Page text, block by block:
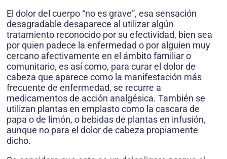
El dolor del cuerpo “no es grave”, esa sensación
desagradable desaparece al utilizar algún
tratamiento reconocido por su efectividad, bien sea
por quien padece la enfermedad o por alguien muy
cercano afectivamente en el ámbito familiar o
comunitario, es así como, para curar el dolor de
cabeza que aparece como la manifestación más
frecuente de enfermedad, se recurre a
medicamentos de acción analgésica. También se
utilizan plantas en emplasto como la cascara de
papa o de limón, o bebidas de plantas en infusión,
aunque no para el dolor de cabeza propiamente
dicho.